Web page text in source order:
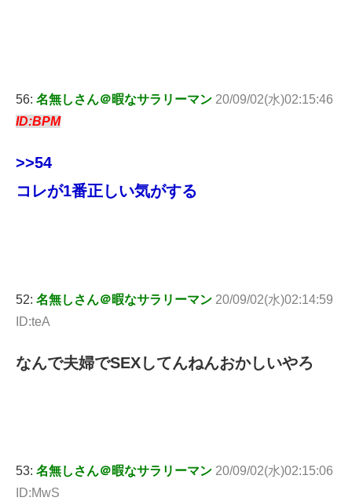
56: 名無しさん＠暇なサラリーマン 20/09/02(水)02:15:46
ID:BPM
>>54
コレが1番正しい気がする
52: 名無しさん＠暇なサラリーマン 20/09/02(水)02:14:59
ID:teA
なんで夫婦でSEXしてんねんおかしいやろ
53: 名無しさん＠暇なサラリーマン 20/09/02(水)02:15:06
ID:MwS